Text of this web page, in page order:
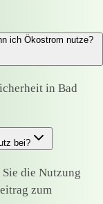
ich Ökostrom nutze?
in Bad
bei?
die Nutzung
zum